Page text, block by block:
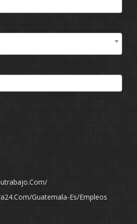
guatemala-Es/empleos